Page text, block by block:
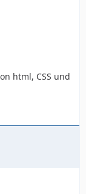
html, CSS und